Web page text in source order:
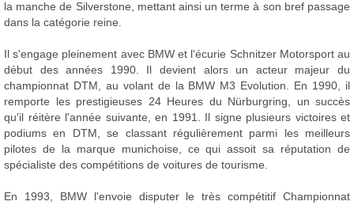
la manche de Silverstone, mettant ainsi un terme à son bref passage
dans la catégorie reine.
Il s'engage pleinement avec BMW et l'écurie Schnitzer Motorsport au
début des années 1990. Il devient alors un acteur majeur du
championnat DTM, au volant de la BMW M3 Evolution. En 1990, il
remporte les prestigieuses 24 Heures du Nürburgring, un succès
qu'il réitère l'année suivante, en 1991. Il signe plusieurs victoires et
podiums en DTM, se classant régulièrement parmi les meilleurs
pilotes de la marque munichoise, ce qui assoit sa réputation de
spécialiste des compétitions de voitures de tourisme.
En 1993, BMW l'envoie disputer le très compétitif Championnat